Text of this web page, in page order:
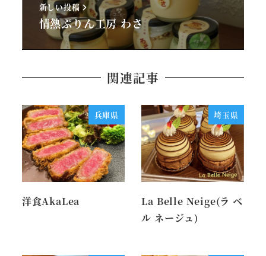
新しい投稿
情熱ぷりん工房 わさ
関連記事
兵庫県
洋食AkaLea
埼玉県
La Belle Neige(ラ ベ
ル ネージュ)